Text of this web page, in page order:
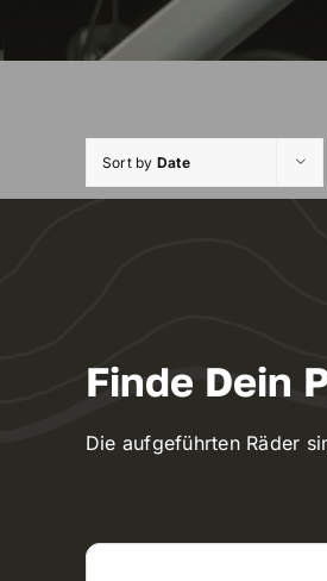
Sort by Date
Finde Dein
Die aufgeführten Räder